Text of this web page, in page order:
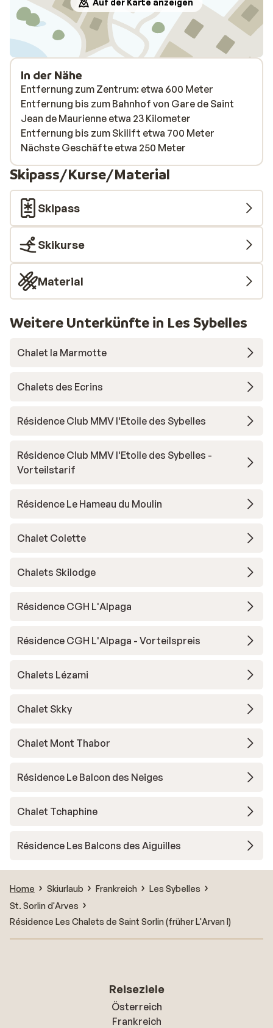
Auf der Karte anzeigen
In der Nähe
Entfernung zum Zentrum: etwa 600 Meter
Entfernung bis zum Bahnhof von Gare de Saint
Jean de Maurienne etwa 23 Kilometer
Entfernung bis zum Skilift etwa 700 Meter
Nächste Geschäfte etwa 250 Meter
Skipass/Kurse/Material
Skipass
Skikurse
Material
Weitere Unterkünfte in Les Sybelles
Chalet la Marmotte
Chalets des Ecrins
Résidence Club MMV l'Etoile des Sybelles
Résidence Club MMV l'Etoile des Sybelles -
Vorteilstarif
Résidence Le Hameau du Moulin
Chalet Colette
Chalets Skilodge
Résidence CGH L'Alpaga
Résidence CGH L'Alpaga - Vorteilspreis
Chalets Lézami
Chalet Skky
Chalet Mont Thabor
Résidence Le Balcon des Neiges
Chalet Tchaphine
Résidence Les Balcons des Aiguilles
Home Skiurlaub Frankreich
Les Sybelles
St. Sorlin d'Arves
Résidence Les Chalets de Saint Sorlin (früher L'Arvan I)
Reiseziele
Österreich
Frankreich